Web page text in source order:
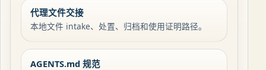
代理文件交接
本地文件 intake、处置、归档和使用证明路径。
AGENTS.md 规范